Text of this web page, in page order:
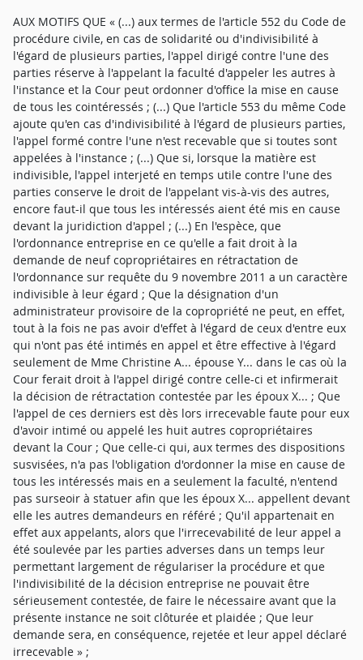
AUX MOTIFS QUE « (...) aux termes de l'article 552 du Code de
procédure civile, en cas de solidarité ou d'indivisibilité à
l'égard de plusieurs parties, l'appel dirigé contre l'une des
parties réserve à l'appelant la faculté d'appeler les autres à
l'instance et la Cour peut ordonner d'office la mise en cause
de tous les cointéressés ; (...) Que l'article 553 du même Code
ajoute qu'en cas d'indivisibilité à l'égard de plusieurs parties,
l'appel formé contre l'une n'est recevable que si toutes sont
appelées à l'instance ; (...) Que si, lorsque la matière est
indivisible, l'appel interjeté en temps utile contre l'une des
parties conserve le droit de l'appelant vis-à-vis des autres,
encore faut-il que tous les intéressés aient été mis en cause
devant la juridiction d'appel ; (...) En l'espèce, que
l'ordonnance entreprise en ce qu'elle a fait droit à la
demande de neuf copropriétaires en rétractation de
l'ordonnance sur requête du 9 novembre 2011 a un caractère
indivisible à leur égard ; Que la désignation d'un
administrateur provisoire de la copropriété ne peut, en effet,
tout à la fois ne pas avoir d'effet à l'égard de ceux d'entre eux
qui n'ont pas été intimés en appel et être effective à l'égard
seulement de Mme Christine A... épouse Y... dans le cas où la
Cour ferait droit à l'appel dirigé contre celle-ci et infirmerait
la décision de rétractation contestée par les époux X... ; Que
l'appel de ces derniers est dès lors irrecevable faute pour eux
d'avoir intimé ou appelé les huit autres copropriétaires
devant la Cour ; Que celle-ci qui, aux termes des dispositions
susvisées, n'a pas l'obligation d'ordonner la mise en cause de
tous les intéressés mais en a seulement la faculté, n'entend
pas surseoir à statuer afin que les époux X... appellent devant
elle les autres demandeurs en référé ; Qu'il appartenait en
effet aux appelants, alors que l'irrecevabilité de leur appel a
été soulevée par les parties adverses dans un temps leur
permettant largement de régulariser la procédure et que
l'indivisibilité de la décision entreprise ne pouvait être
sérieusement contestée, de faire le nécessaire avant que la
présente instance ne soit clôturée et plaidée ; Que leur
demande sera, en conséquence, rejetée et leur appel déclaré
irrecevable » ;